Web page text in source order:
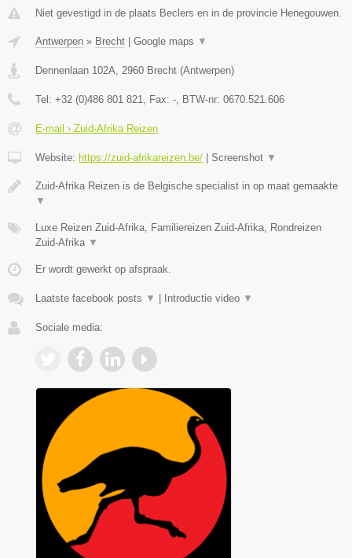
Niet gevestigd in de plaats Beclers en in de provincie Henegouwen.
Antwerpen » Brecht | Google maps ▼
Dennenlaan 102A 2960 Brecht (Antwerpen)
Tel: +32 (0)486 801 821 , Fax: - , BTW-nr: 0670.521.606
E-mail › Zuid-Afrika Reizen
Website: https://zuid-afrikareizen.be/ | Screenshot ▼
Zuid-Afrika Reizen is de Belgische specialist in op maat gemaakte
▼
Luxe Reizen Zuid-Afrika, Familiereizen Zuid-Afrika, Rondreizen
Zuid-Afrika ▼
Er wordt gewerkt op afspraak.
Laatste facebook posts ▼ | Introductie video ▼
Sociale media: